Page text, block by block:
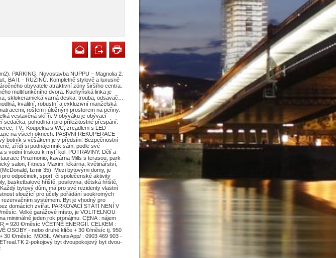
PARKING. Novostavba NUPPU – Magnolia 2.
BA II. - RUŽINŮ. Kompletně stylově a luxusně
obyvatele atraktivní zóny širšího centra.
multifunkčního dvora. Kuchyňská linka je
sklokeramická varná deska, trouba, odsavač…
kvalitní, robustní a exkluzivní manželská
roštem i úložným prostorem na peřiny.
vestavěná skříň. V obýváku je obývací
pohodlná i pro příležitostné přespání.
TV.. Koupelna s WC, zrcadlem s LED
na všech oknech. PASIVNÍ REKUPERACE
botník s věšákem je v předsíni. Bezpečnostní
zřídí si podnájemník sám, podle své
s vodní triskou k mytí kol. POTRAVINY: Dělí a
Pinzimonio, kavárna Mills s terasou, park
salon, Fitness Maxim, lékárna, květinářství,
Izmir 35). Mezi bytovými domy, je
odpočinek, sport, či společenské aktivity
basketbalové hřiště, posilovna, dětská hřiště,
bytový dům, má pro své rezidenty vlastní
sloužící pro účely pořádání soukromých
systémem. Byt je vhodný pro
domácích zvířat. PARKOVACÍ STÁTÍ NENÍ V
Velké garážové místo, je VOLITELNOU
minimálně jeden rok pronájmu. CENA : nájem
= 920 €/měsíc VČETNĚ ENERGIÍ. CELKEM :
OSOBY - nebo druhé klíče + 30 €/měsíc tj. 950
30 €/měsíc. MOBIL /WhatsApp/ : 0903 469 903 -
2-pokojový byt dvoupokojový byt dvou-